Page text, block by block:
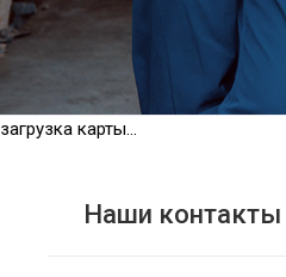
Наши контакты
загрузка карты...